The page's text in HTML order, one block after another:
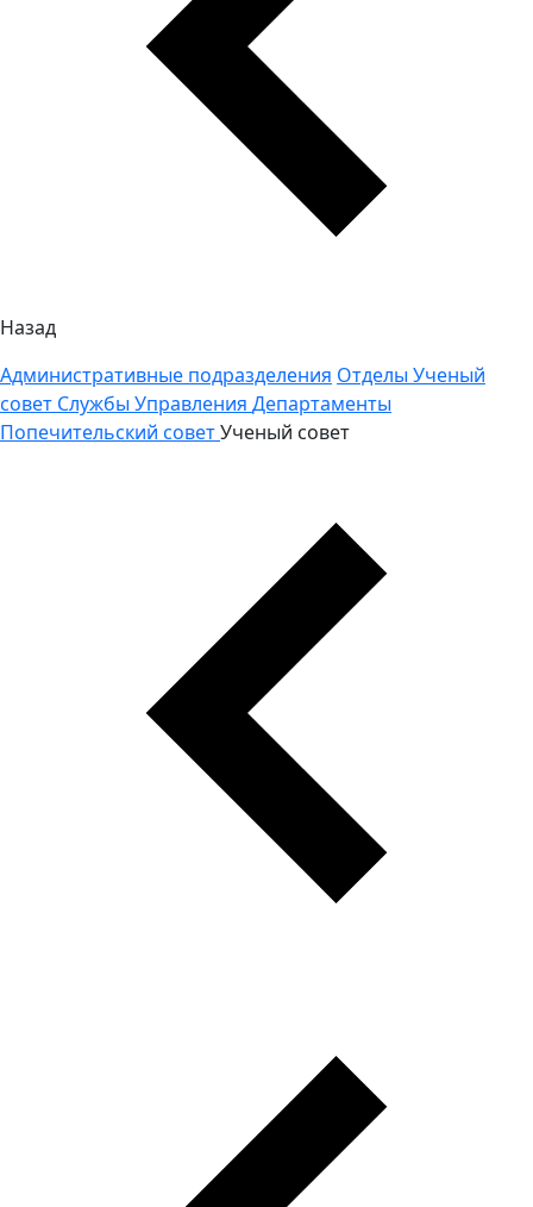
Назад
Административные подразделения Отделы Ученый
совет Службы Управления Департаменты
Попечительский советУченый совет